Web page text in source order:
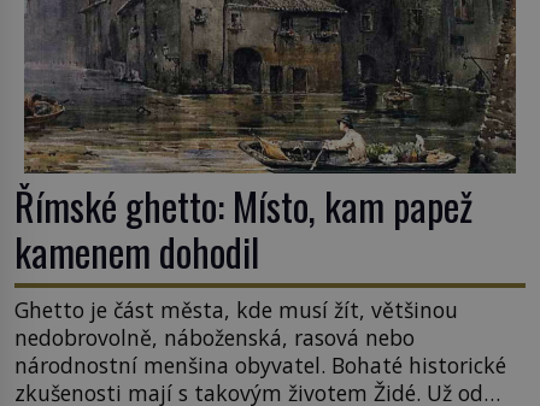
Římské ghetto: Místo, kam papež
kamenem dohodil
Ghetto je část města, kde musí žít, většinou
nedobrovolně, náboženská, rasová nebo
národnostní menšina obyvatel. Bohaté historické
zkušenosti mají s takovým životem Židé. Už od